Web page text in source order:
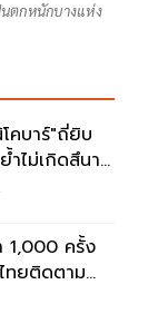
ตกหนักบางแห่ง
คบาร์"ถี่ยิบ
ไม่เกิดสึนามิ
1,000 ครั้ง
ทยติดตาม